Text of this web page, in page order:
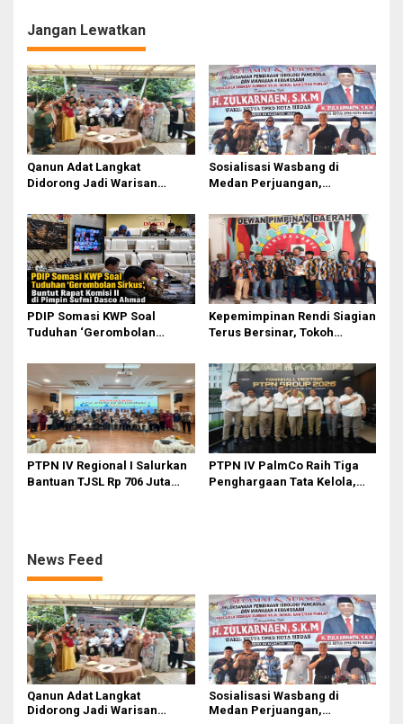
Jangan Lewatkan
Qanun Adat Langkat
Didorong Jadi Warisan
Sosialisasi Wasbang di
Medan Perjuangan,
Perjuangkan Ruang Bermain
Anak
PDIP Somasi KWP Soal
Tuduhan ‘Gerombolan
II Dipimpin Sufmi Dasco
Ahmad
Kepemimpinan Rendi Siagian
Terus Bersinar, Tokoh
MJA Kota Medan
PTPN IV Regional I Salurkan
Bantuan TJSL Rp 706 Juta
PTPN IV PalmCo Raih Tiga
Penghargaan Tata Kelola,
News Feed
Qanun Adat Langkat
Didorong Jadi Warisan
Sosialisasi Wasbang di
Medan Perjuangan,